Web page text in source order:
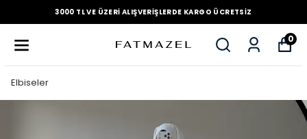
3000 TL VE ÜZERI ALIŞVERIŞLERDE KARGO ÜCRETSIZ
0
Elbiseler